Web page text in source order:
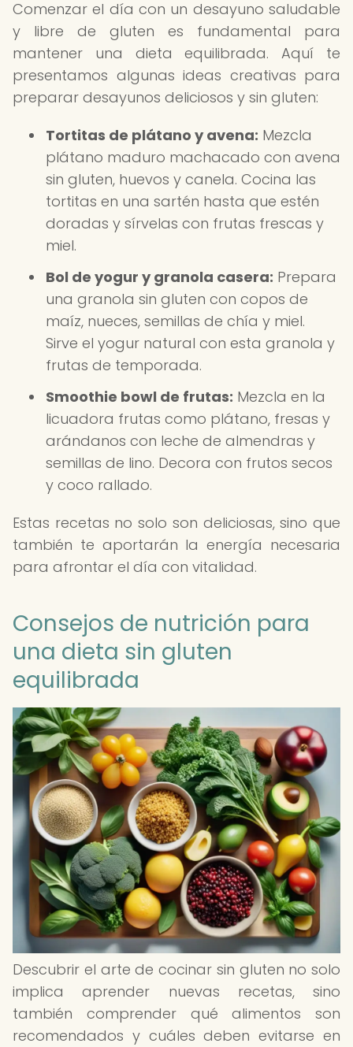
Comenzar el día con un desayuno saludable
y libre de gluten es fundamental para
mantener una dieta equilibrada. Aquí te
presentamos algunas ideas creativas para
preparar desayunos deliciosos y sin gluten:
Tortitas de plátano y avena: Mezcla
plátano maduro machacado con avena
sin gluten, huevos y canela. Cocina las
tortitas en una sartén hasta que estén
doradas y sírvelas con frutas frescas y
miel.
Bol de yogur y granola casera: Prepara
una granola sin gluten con copos de
maíz, nueces, semillas de chía y miel.
Sirve el yogur natural con esta granola y
frutas de temporada.
Smoothie bowl de frutas: Mezcla en la
licuadora frutas como plátano, fresas y
arándanos con leche de almendras y
semillas de lino. Decora con frutos secos
y coco rallado.
Estas recetas no solo son deliciosas, sino que
también te aportarán la energía necesaria
para afrontar el día con vitalidad.
Consejos de nutrición para
una dieta sin gluten
equilibrada
Descubrir el arte de cocinar sin gluten no solo
implica aprender nuevas recetas, sino
también comprender qué alimentos son
recomendados y cuáles deben evitarse en